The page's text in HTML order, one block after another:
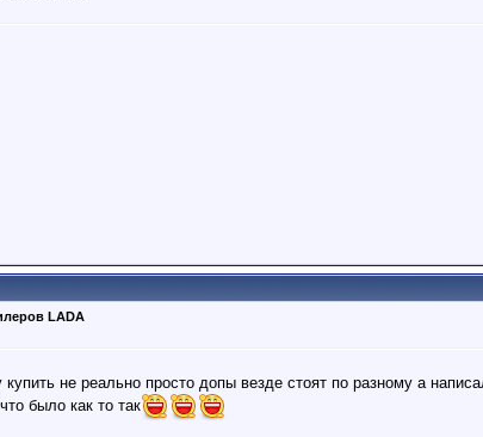
LADA
не реально просто допы везде стоят по разному а
было как то так